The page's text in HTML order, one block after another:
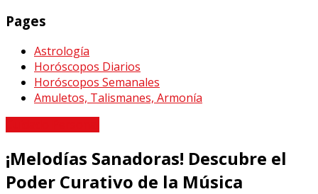
Pages
Astrología
Horóscopos Diarios
Horóscopos Semanales
Amuletos, Talismanes, Armonía
¡Melodías Sanadoras! Descubre el
Poder Curativo de la Música